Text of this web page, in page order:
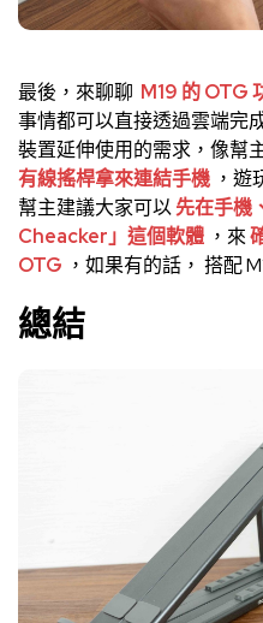
最後，來聊聊 M19 的 OTG
事情都可以直接透過雲端完
裝置延伸使用的需求，像幫
有線搖桿拿來連結手機 ，遊
幫主建議大家可以先在手機
Cheacker」這個軟體 ，來
OTG ，如果有的話， 搭配
總結